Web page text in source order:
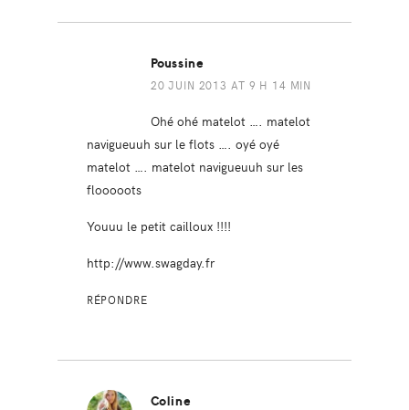
Poussine
20 JUIN 2013 AT 9 H 14 MIN
Ohé ohé matelot …. matelot
navigueuuh sur le flots …. oyé oyé
matelot …. matelot navigueuuh sur les
flooooots
Youuu le petit cailloux !!!!
http://www.swagday.fr
RÉPONDRE
Coline